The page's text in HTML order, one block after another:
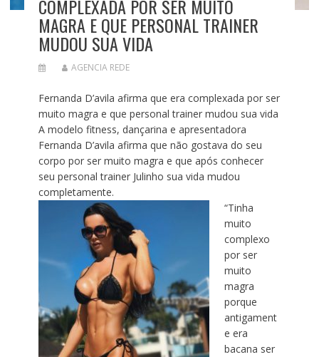
COMPLEXADA POR SER MUITO
MAGRA E QUE PERSONAL TRAINER
MUDOU SUA VIDA
AGENCIA REDE
Fernanda D’avila afirma que era complexada por ser
muito magra e que personal trainer mudou sua vida
A modelo fitness, dançarina e apresentadora
Fernanda D’avila afirma que não gostava do seu
corpo por ser muito magra e que após conhecer
seu personal trainer Julinho sua vida mudou
completamente.
“Tinha
muito
complexo
por ser
muito
magra
porque
antigament
e era
bacana ser